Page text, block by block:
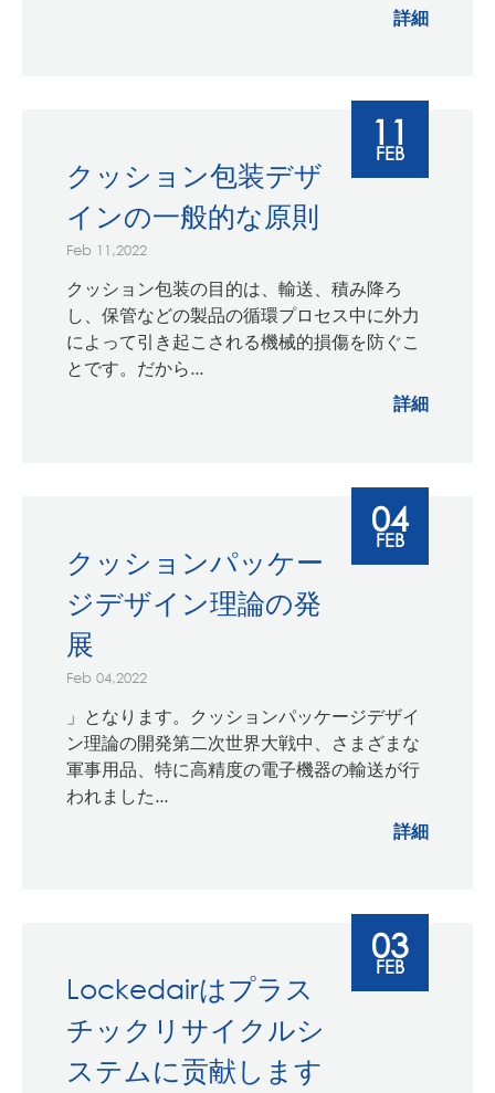
詳細
クッション包装デザ
インの一般的な原則
Feb 11,2022
クッション包装の目的は、輸送、積み降ろ
し、保管などの製品の循環プロセス中に外力
によって引き起こされる機械的損傷を防ぐこ
とです。だから...
詳細
11
FEB
クッションパッケー
ジデザイン理論の発
展
Feb 04,2022
」となります。クッションパッケージデザイ
ン理論の開発第二次世界大戦中、さまざまな
軍事用品、特に高精度の電子機器の輸送が行
われました...
詳細
04
FEB
Lockedairはプラス
チックリサイクルシ
ステムに贡献します
03
FEB